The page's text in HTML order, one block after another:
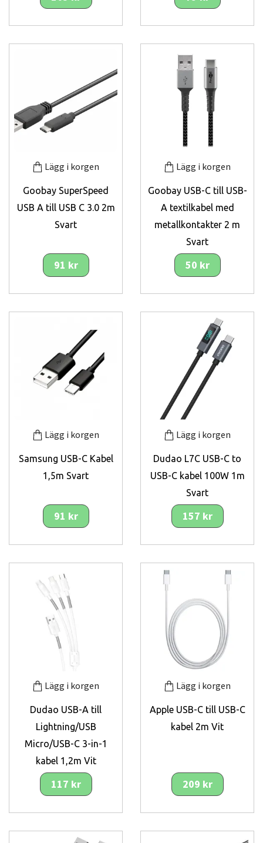
Lägg i korgen
Goobay SuperSpeed
USB A till USB C 3.0 2m
Svart
91 kr
Lägg i korgen
Goobay USB-C till USB-
A textilkabel med
metallkontakter 2 m
Svart
50 kr
Lägg i korgen
Samsung USB-C Kabel
1,5m Svart
91 kr
Lägg i korgen
Dudao L7C USB-C to
USB-C kabel 100W 1m
Svart
157 kr
Lägg i korgen
Dudao USB-A till
Lightning/USB
Micro/USB-C 3-in-1
kabel 1,2m Vit
117 kr
Lägg i korgen
Apple USB-C till USB-C
kabel 2m Vit
209 kr